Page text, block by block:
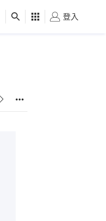
健康 好食玩飛
登入